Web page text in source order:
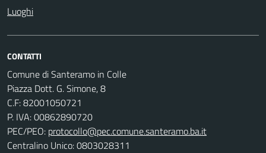
Luoghi
CONTATTI
Comune di Santeramo in Colle
Piazza Dott. G. Simone, 8
C.F:82001050721
P. IVA:00862890720
PEC/PEO: protocollo@pec.comune.santeramo.ba.it
Centralino Unico: 0803028311